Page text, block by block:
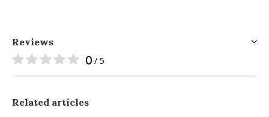
Reviews
0 / 5
Related articles